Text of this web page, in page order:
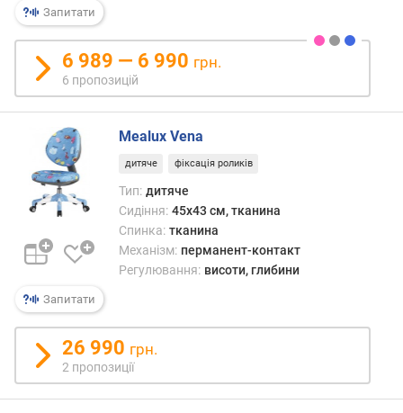
и
б
и
н
д
н
н
(
с
)
м
і
н
.
в
Запитати
6 989 — 6 990 грн.
6 пропозицій
Запитати
Mealux Vena
дитяче фіксація роликів
Тип: дитяче
Сидіння: 45x43 см, тканина
Спинка: тканина
Механізм: перманент-контакт
Регулювання: висоти, глибини
26 990 грн.
2 пропозиції